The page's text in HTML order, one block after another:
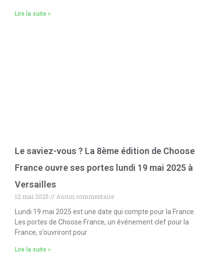
Lire la suite »
Le saviez-vous ? La 8ème édition de Choose
France ouvre ses portes lundi 19 mai 2025 à
Versailles
12 mai 2025
Aucun commentaire
Lundi 19 mai 2025 est une date qui compte pour la France.
Les portes de Choose France, un événement clef pour la
France, s’ouvriront pour
Lire la suite »